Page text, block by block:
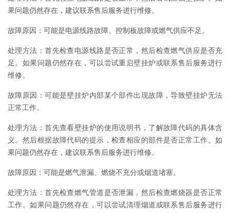
果问题仍然存在，建议联系售后服务进行维修。
故障原因：可能是电源线路故障、控制板故障或燃气供应不足。
处理方法：首先检查电源线路是否正常，然后检查燃气供应是否充
足。如果问题仍然存在，可以尝试重启壁挂炉或联系售后服务进行
维修。
故障原因：可能是壁挂炉内部某个部件出现故障，导致壁挂炉无法
正常工作。
处理方法：首先查看壁挂炉的使用说明书，了解故障代码的具体含
义。然后根据故障代码的提示，检查相应的部件是否正常工作。如
果问题仍然存在，建议联系售后服务进行维修。
故障原因：可能是燃气泄漏、燃烧不充分或烟道堵塞。
处理方法：首先检查燃气管道是否泄漏，然后检查燃烧器是否正常
工作。如果问题仍然存在，可以尝试清理烟道或联系售后服务进行